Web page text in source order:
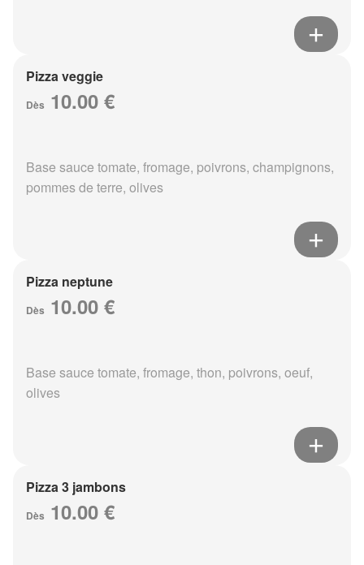
Pizza veggie
Dès 10.00 €
Base sauce tomate, fromage, poivrons, champignons,
pommes de terre, olives
Pizza neptune
Dès 10.00 €
Base sauce tomate, fromage, thon, poivrons, oeuf,
olives
Pizza 3 jambons
Dès 10.00 €